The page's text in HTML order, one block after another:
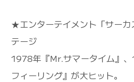
★エンターテイメント「サー
テージ
1978年『Mr.サマータイム』
フィーリング』が大ヒット。